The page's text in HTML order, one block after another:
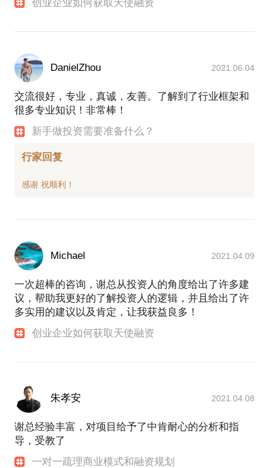
创业企业如何获取天使融资
DanielZhou 2021.06.04
交流很好，专业，真诚，友善。了解到了行业框架和
很多专业知识！非常棒！
新手做投资需要准备什么？
行家回复
Michael 2021.04.09
一次超棒的咨询，谢总从投资人的角度给出了许多建
议，帮助我更好的了解投资人的逻辑，并且给出了许
多实用的建议以及肯定，让我获益良多！
创业企业如何获取天使融资
朱孝安 2021.04.08
谢总经验丰富，对项目给予了中肯耐心的分析和指
导，受教了
一对一疏理商业模式和融资规划